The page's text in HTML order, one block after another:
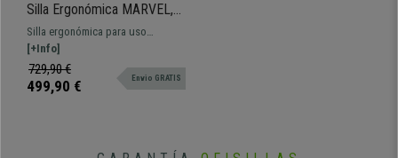
Silla Ergonómica MARVEL,
Piel Roja, Reposacabezas y
Soporte Lumbar
Silla ergonómica para uso
profesional con respaldo
ajustable, soporte lumbar y
brazos regulables en altura.
[+Info]
729,90 €
499,90 € Envio GRATIS